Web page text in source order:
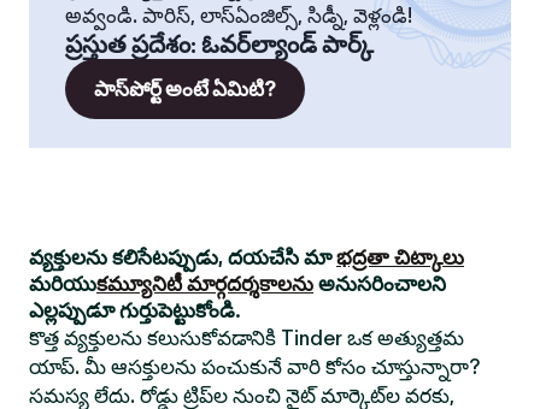
అవ్వండి. పారిస్, లాస్‌ఏంజిల్స్, సిడ్నీ, వెళ్లండి!
ప్రస్తుత ప్రదేశం: ఓవర్‌ల్యాండ్ పార్క్
పాస్‌పోర్ట్ అంటే ఏమిటి?
వ్యక్తులను కలిసేటప్పుడు, దయచేసి మాభద్రతా చిట్కాలు
మరియుకమ్యూనిటీ మార్గదర్శకాలను అనుసరించాలని
ఎల్లప్పుడూ గుర్తుపెట్టుకోండి.
కొత్త వ్యక్తులను కలుసుకోవడానికి Tinder ఒక అత్యుత్తమ
యాప్. మీ ఆసక్తులను పంచుకునే వారి కోసం చూస్తున్నారా?
సమస్య లేదు. రోడ్డు ట్రిప్‌ల నుంచి నైట్ మార్కెట్‌ల వరకు,